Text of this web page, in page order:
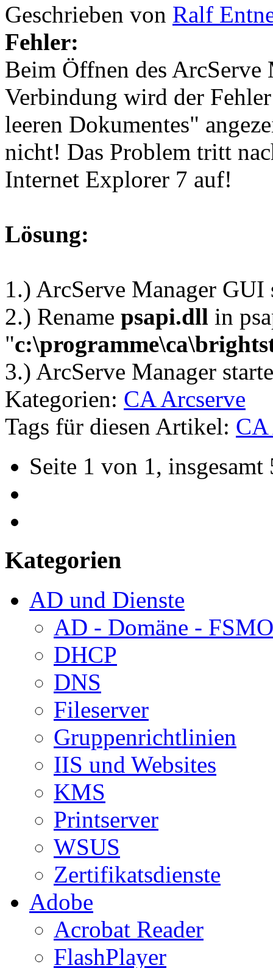
Geschrieben von Ralf
Fehler:
Beim Öffnen des ArcServe
Verbindung wird der
leeren Dokumentes"
nicht! Das Problem tritt
Internet Explorer 7 auf!
Lösung:
1.) ArcServe Manager GUI
2.) Rename psapi.dll in
"
3.) ArcServe Manager
Kategorien: CA Arcserve
Tags für diesen Artikel: CA
Seite 1 von 1, insgesamt
Kategorien
AD und Dienste
AD - Domäne - FSMO
DHCP
DNS
Fileserver
Gruppenrichtlinien
IIS und Websites
KMS
Printserver
WSUS
Zertifikatsdienste
Adobe
Acrobat Reader
FlashPlayer